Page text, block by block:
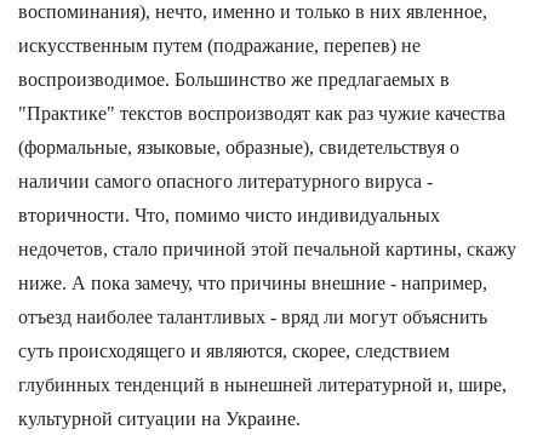
воспоминания), нечто, именно и только в них явленное,
искусственным путем (подражание, перепев) не
воспроизводимое. Большинство же предлагаемых в
"Практике" текстов воспроизводят как раз чужие качества
(формальные, языковые, образные), свидетельствуя о
наличии самого опасного литературного вируса -
вторичности. Что, помимо чисто индивидуальных
недочетов, стало причиной этой печальной картины, скажу
ниже. А пока замечу, что причины внешние - например,
отъезд наиболее талантливых - вряд ли могут объяснить
суть происходящего и являются, скорее, следствием
глубинных тенденций в нынешней литературной и, шире,
культурной ситуации на Украине.